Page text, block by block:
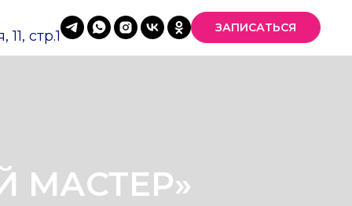
стр.1
ЗАПИСАТЬСЯ
МАСТЕР»